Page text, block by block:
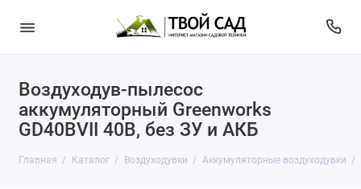
Воздуходув-пылесос
аккумуляторный Greenworks
GD40BVII 40В, без ЗУ и АКБ
Главная Каталог Воздуходувки Аккумуляторные воздуходувки